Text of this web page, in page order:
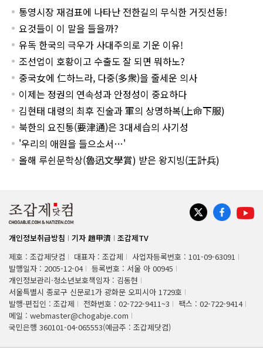
통영시장 재검표에 나타난 전한길의 무식한 거짓선동!
요것들이 이 말을 들을까?
유독 한국의 극우가 사대주의로 기운 이유!
조선업이 호황이고 수출도 잘 되면 뭐하노?
중국女에 仁하느라, 다중(多衆)을 줄세운 의사
이제는 정권의 연속성과 안정성이 중요하다
김현태 대령의 최후 진술과 軍의 상명하복(上命下服)
북한의 요진통(要津通)은 3대세습의 사기성
'우리의 애원을 들으소서…'
올해 루쉰문학상(魯迅文學賞) 받은 왕지빙(王計兵)
개인정보취급방침 기자 趙甲濟
조갑제TV
제호 : 조갑제닷컴
대표자 : 조갑제
사업자등록번호 : 101-09-63091
발행일자 : 2005-12-04
등록번호 : 서울 아 00945
개인정보관리·청소년보호책임자 : 김동현
서울특별시 종로구 신문로1가 광화문 오피시아 1729호
발행·편집인 : 조갑제
전화번호 : 02-722-9411~3
팩스 : 02-722-9414
메일 : webmaster@chogabje.com
국민은행 360101-04-065553(예금주 : 조갑제닷컴)